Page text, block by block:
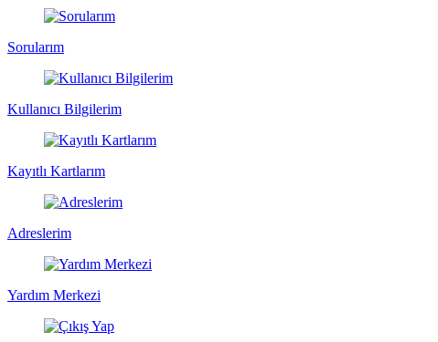
Sorularım
Kullanıcı Bilgilerim
Kayıtlı Kartlarım
Adreslerim
Yardım Merkezi